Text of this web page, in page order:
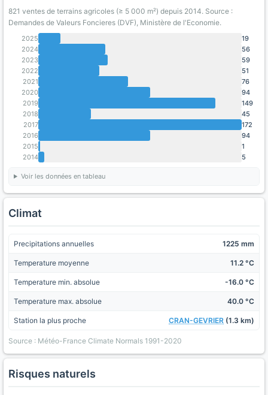
821 ventes de terrains agricoles (≥ 5 000 m²) depuis 2014. Source :
Demandes de Valeurs Foncieres (DVF), Ministère de l'Economie.
2025
19
2024
56
2023
59
2022
51
2021
76
2020
94
2019
149
2018
45
2017
172
2016
94
2015
1
2014
5
Voir les données en tableau
Climat
Precipitations annuelles 1225 mm
Temperature moyenne 11.2 °C
Temperature min. absolue -16.0 °C
Temperature max. absolue 40.0 °C
Station la plus proche CRAN-GEVRIER (1.3 km)
Source : Météo-France Climate Normals 1991-2020
Risques naturels